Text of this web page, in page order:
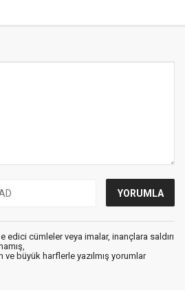
edici cümleler veya imalar, inançlara saldırı
ve büyük harflerle yazılmış yorumlar